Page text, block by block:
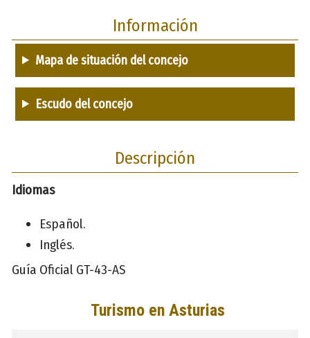
Información
Mapa de situación del concejo
Escudo del concejo
Descripción
Idiomas
Español.
Inglés.
Guía Oficial GT-43-AS